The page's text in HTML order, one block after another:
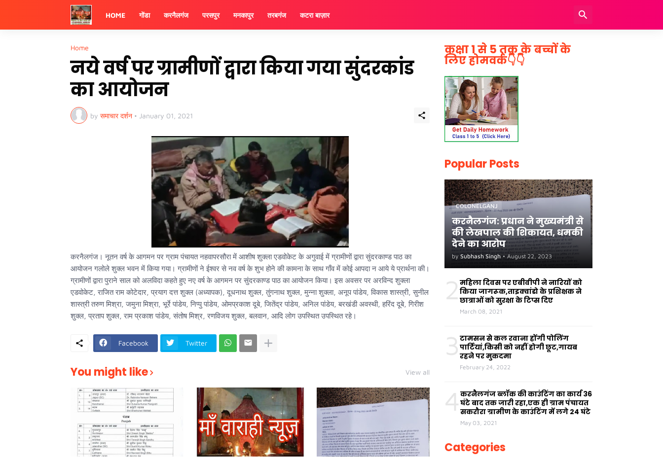
HOME गोंडा करनैलगंज परसपुर मनकापुर तरबगंज कटरा बाज़ार
Home
नये वर्ष पर ग्रामीणों द्वारा किया गया सुंदरकांड
का आयोजन
by समाचार दर्शन • January 01, 2021
करनैलगंज। नूतन वर्ष के आगमन पर ग्राम पंचायत नहवापरसौरा में आशीष शुक्ला एडवोकेट के अगुवाई में ग्रामीणों द्वारा सुंदरकाण्ड पाठ का
आयोजन गलोले शुक्ल भवन में किया गया। ग्रामीणों ने ईश्वर से नव वर्ष के शुभ होने की कामना के साथ गाँव में कोई आपदा न आये ये प्रार्थना की।
ग्रामीणों द्वारा पुराने साल को अलविदा कहते हुए नए वर्ष के आगमन पर सुंदरकाण्ड पाठ का आयोजन किया। इस अवसर पर अरविन्द शुक्ला
एडवोकेट, राजित राम कोटेदार, प्रयाग दत्त शुक्ल (अध्यापक), दूधनाथ शुक्ल, तुंगनाथ शुक्ल, मुन्ना शुक्ला, अनूप पांडेय, विकास शास्त्री, सुनील
शास्त्री तरुण मिश्रा, जमुना मिश्रा, भूर्रे पांडेय, निप्पु पांडेय, ओमप्रकाश दूबे, जितेंद्र पांडेय, अनिल पांडेय, बरखंडी अवस्थी, हरिंद दूबे, गिरीश
शुक्ल, प्रताप शुक्ल, राम प्रकाश पांडेय, संतोष मिश्र, रणविजय शुक्ल, बलवान, आदि लोग उपस्थित उपस्थित रहे।
Facebook Twitter
You might like View all
कक्षा 1 से 5 तक के बच्चों के
लिए होमवर्क👇👇
Popular Posts
COLONELGANJ
करनैलगंज: प्रधान ने मुख्यमंत्री से
की लेखपाल की शिकायत, धमकी
देने का आरोप
by Subhash Singh • August 22, 2023
2 महिला दिवस पर एबीवीपी ने नारियों को
किया जागरूक,ताइक्वांडो के प्रशिक्षक ने
छात्राओं को सुरक्षा के टिप्स दिए
March 08, 2021
3 टामसन से कल रवाना होंगी पोलिंग
पार्टियां,किसी को नहीं होगी छूट,गायब
रहने पर मुकदमा
February 24, 2022
4 करनैलगंज ब्लॉक की काउंटिंग का कार्य 36
घंटे बाद तक जारी रहा,एक ही ग्राम पंचायत
सकरौरा ग्रामीण के काउंटिंग में लगे 24 घंटे
May 03, 2021
Categories